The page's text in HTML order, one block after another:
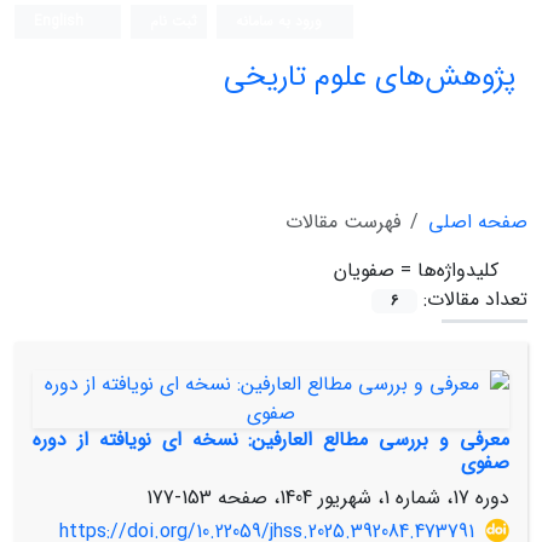
پژوهش‌های علوم تاریخی
صفحه اصلی
فهرست مقالات
کلیدواژه‌ها = صفویان
تعداد مقالات:
6
معرفی و بررسی مطالع العارفین: نسخه ای نویافته از دوره
صفوی
دوره 17، شماره 1، شهریور 1404، صفحه
153-177
https://doi.org/10.22059/jhss.2025.392084.473791